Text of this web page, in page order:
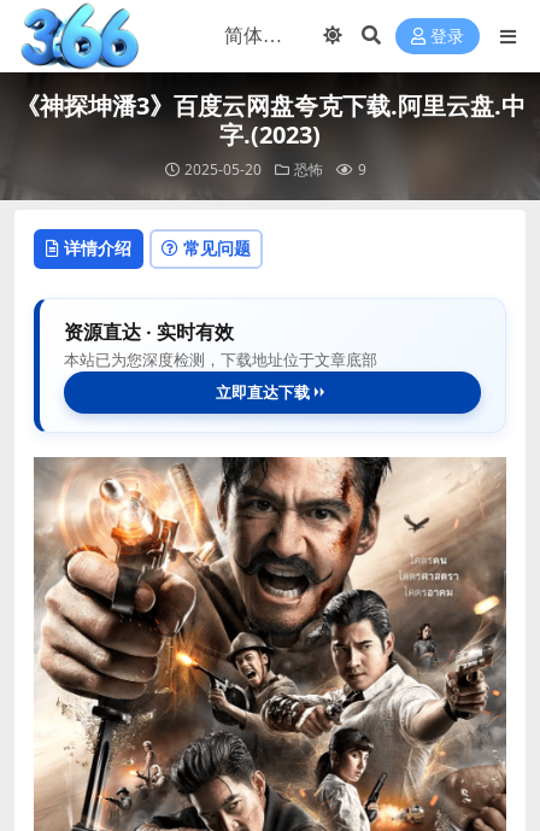
登录
《神探坤潘3》百度云网盘夸克下载.阿里云盘.中
字.(2023)
2025-05-20 恐怖 9
详情介绍 常见问题
资源直达 · 实时有效
本站已为您深度检测，下载地址位于文章底部
立即直达下载